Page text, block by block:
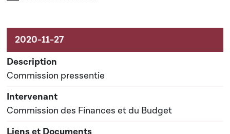
Commission pressentie
Commission des Finances et du Budget